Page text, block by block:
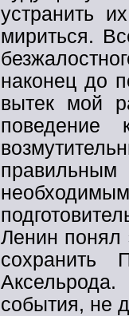
устранить
мириться.
наконец до
вытек мой
поведение
Ленин понял
сохранить
события, не